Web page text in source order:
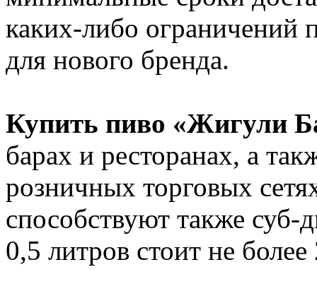
каких-либо ограничений
для нового бренда.
Купить пиво «Жигули
барах и ресторанах, а
розничных торговых
способствуют также
0,5 литров стоит не